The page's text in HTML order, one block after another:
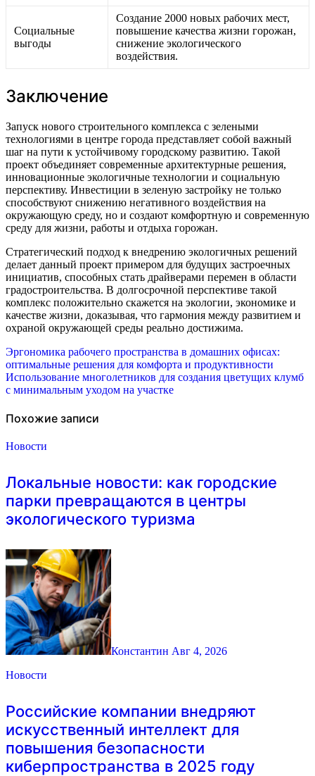
Социальные
выгоды
Создание 2000 новых рабочих мест,
повышение качества жизни горожан,
снижение экологического
воздействия.
Заключение
Запуск нового строительного комплекса с зелеными
технологиями в центре города представляет собой важный
шаг на пути к устойчивому городскому развитию. Такой
проект объединяет современные архитектурные решения,
инновационные экологичные технологии и социальную
перспективу. Инвестиции в зеленую застройку не только
способствуют снижению негативного воздействия на
окружающую среду, но и создают комфортную и современную
среду для жизни, работы и отдыха горожан.
Стратегический подход к внедрению экологичных решений
делает данный проект примером для будущих застроечных
инициатив, способных стать драйверами перемен в области
градостроительства. В долгосрочной перспективе такой
комплекс положительно скажется на экологии, экономике и
качестве жизни, доказывая, что гармония между развитием и
охраной окружающей среды реально достижима.
Навигация
по
записям
Эргономика рабочего пространства в домашних офисах:
оптимальные решения для комфорта и продуктивности
Использование многолетников для создания цветущих клумб
с минимальным уходом на участке
Похожие записи
Новости
Локальные новости: как городские
парки превращаются в центры
экологического туризма
Константин Авг 4, 2026
Новости
Российские компании внедряют
искусственный интеллект для
повышения безопасности
киберпространства в 2025 году